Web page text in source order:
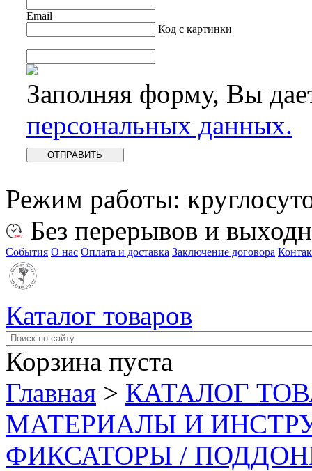
Email
Код с картинки
Заполняя форму, Вы
персональных данных.
Режим работы:
Без перерывов и
События О нас Оплата и доставка Заключение договора
Каталог товаров
Корзина пуста
Главная > КАТАЛОГ
МАТЕРИАЛЫ И
ФИКСАТОРЫ /